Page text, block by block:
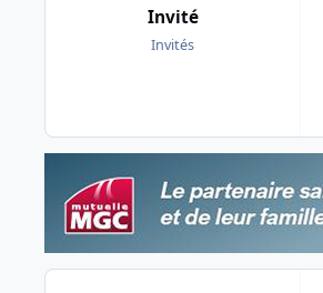
Invité
Invités